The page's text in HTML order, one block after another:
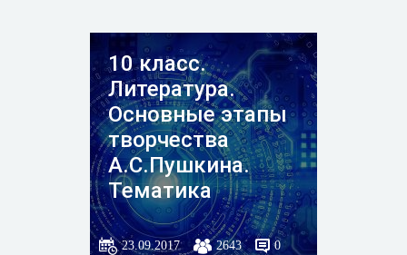
10 класс.
Литература.
Основные этапы
творчества
А.С.Пушкина.
Тематика
произведений
поэта.
23.09.2017 2643 0